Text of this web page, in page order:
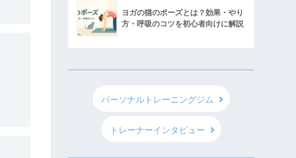
ヨガの猫のポーズとは？効果・やり
方・呼吸のコツを初心者向けに解説
パーソナルトレーニングジム
トレーナーインタビュー